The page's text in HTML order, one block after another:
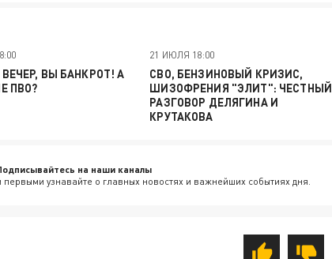
ВЫ БАНКРОТ! А
ПВО?
21 ИЮЛЯ 18:00
СВО, БЕНЗИНОВЫЙ КРИЗИС,
ШИЗОФРЕНИЯ "ЭЛИТ": ЧЕСТНЫЙ
РАЗГОВОР ДЕЛЯГИНА И
КРУТАКОВА
на наши каналы
первыми узнавайте о главных новостях и важнейших событиях дня.